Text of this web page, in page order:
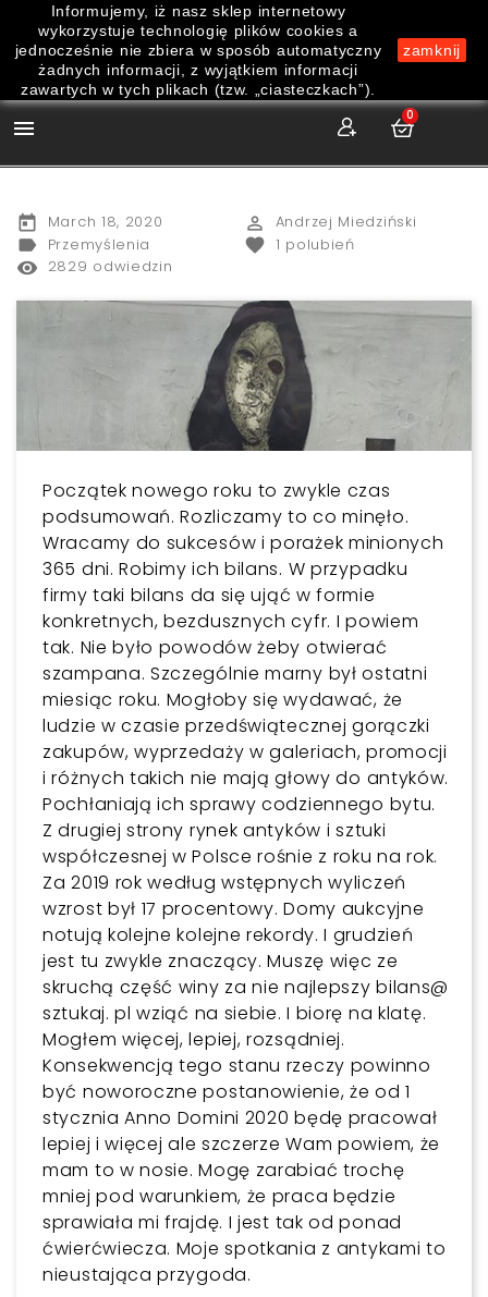

0
today March 18, 2020 perm_identity Andrzej Miedziński
label Przemyślenia favorite 1 polubień
remove_red_eye 2829 odwiedzin
Początek nowego roku to zwykle czas
podsumowań. Rozliczamy to co minęło.
Wracamy do sukcesów i porażek minionych
365 dni. Robimy ich bilans. W przypadku
firmy taki bilans da się ująć w formie
konkretnych, bezdusznych cyfr. I powiem
tak. Nie było powodów żeby otwierać
szampana. Szczególnie marny był ostatni
miesiąc roku. Mogłoby się wydawać, że
ludzie w czasie przedświątecznej gorączki
zakupów, wyprzedaży w galeriach, promocji
i różnych takich nie mają głowy do antyków.
Pochłaniają ich sprawy codziennego bytu.
Z drugiej strony rynek antyków i sztuki
współczesnej w Polsce rośnie z roku na rok.
Za 2019 rok według wstępnych wyliczeń
wzrost był 17 procentowy. Domy aukcyjne
notują kolejne kolejne rekordy. I grudzień
jest tu zwykle znaczący. Muszę więc ze
skruchą część winy za nie najlepszy bilans@
sztukaj. pl wziąć na siebie. I biorę na klatę.
Mogłem więcej, lepiej, rozsądniej.
Konsekwencją tego stanu rzeczy powinno
być noworoczne postanowienie, że od 1
stycznia Anno Domini 2020 będę pracował
lepiej i więcej ale szczerze Wam powiem, że
mam to w nosie. Mogę zarabiać trochę
mniej pod warunkiem, że praca będzie
sprawiała mi frajdę. I jest tak od ponad
ćwierćwiecza. Moje spotkania z antykami to
nieustająca przygoda.
Informujemy, iż nasz sklep internetowy
wykorzystuje technologię plików cookies a
jednocześnie nie zbiera w sposób automatyczny
żadnych informacji, z wyjątkiem informacji
zawartych w tych plikach (tzw. „ciasteczkach”).
zamknij